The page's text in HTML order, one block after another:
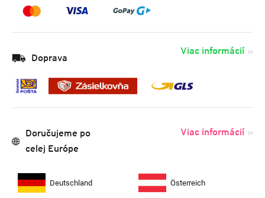
Doprava
Viac informácií
Doručujeme po
celej Európe
Viac informácií
Deutschland Österreich